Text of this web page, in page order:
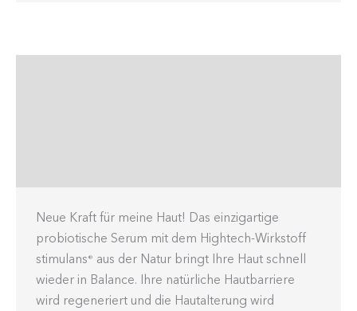
Neue Kraft für meine Haut! Das einzigartige
probiotische Serum mit dem Hightech-Wirkstoff
stimulans® aus der Natur bringt Ihre Haut schnell
wieder in Balance. Ihre natürliche Hautbarriere
wird regeneriert und die Hautalterung wird